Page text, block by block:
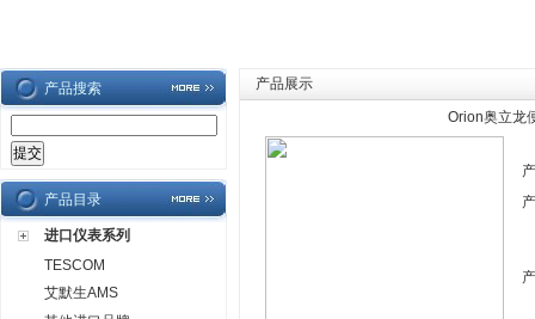
产品搜索
产品目录
进口仪表系列
TESCOM
艾默生AMS
产品展示
Orion奥立龙